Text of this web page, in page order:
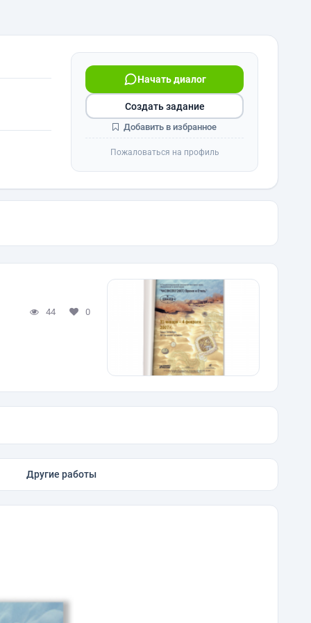
Начать диалог
Создать задание
Добавить в избранное
Пожаловаться на профиль
44 0
Другие работы